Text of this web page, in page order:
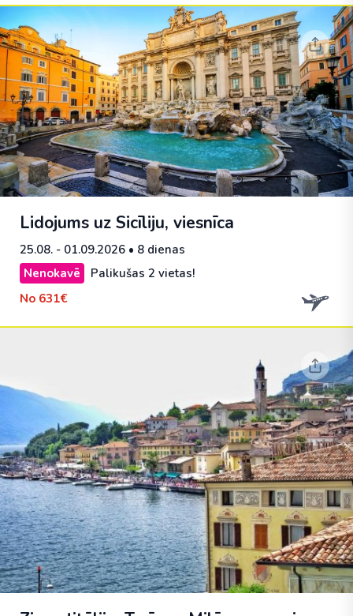
Lidojums uz Sicīliju, viesnīca
25.08. - 01.09.2026 • 8 dienas
Nenokavē
Palikušas 2 vietas!
No 631€